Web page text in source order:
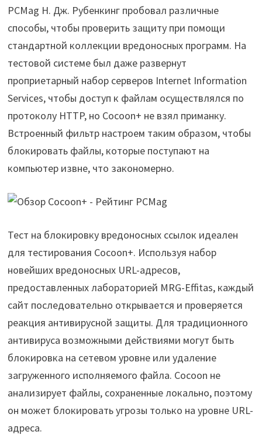
PCMag Н. Дж. Рубенкинг пробовал различные
способы, чтобы проверить защиту при помощи
стандартной коллекции вредоносных программ. На
тестовой системе был даже развернут
проприетарный набор серверов Internet Information
Services, чтобы доступ к файлам осуществлялся по
протоколу HTTP, но Cocoon+ не взял приманку.
Встроенный фильтр настроем таким образом, чтобы
блокировать файлы, которые поступают на
компьютер извне, что закономерно.
Тест на блокировку вредоносных ссылок идеален
для тестирования Cocoon+. Используя набор
новейших вредоносных URL-адресов,
предоставленных лабораторией MRG-Effitas, каждый
сайт последовательно открывается и проверяется
реакция антивирусной защиты. Для традиционного
антивируса возможными действиями могут быть
блокировка на сетевом уровне или удаление
загруженного исполняемого файла. Cocoon не
анализирует файлы, сохраненные локально, поэтому
он может блокировать угрозы только на уровне URL-
адреса.